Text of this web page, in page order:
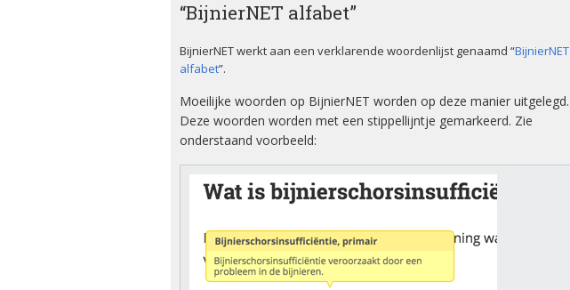
bijnierschorsinsufficië
Primair
hyperaldosteronisme
Feochromocytoom
Bijnierschorscarcinoom
Dossier
Ervaringsverhalen
Factsheets Arbeid en
ziek zijn
Infografics
Kwaliteitsstandaard
Bijnieraandoeningen
Veelgestelde vragen
“BijnierNET alfabet”
BijnierNET werkt aan een verklarende woordenlijst genaamd “BijnierNET
alfabet”.
Moeilijke woorden op BijnierNET worden op deze manier uitgelegd.
Deze woorden worden met een stippellijntje gemarkeerd. Zie
onderstaand voorbeeld: